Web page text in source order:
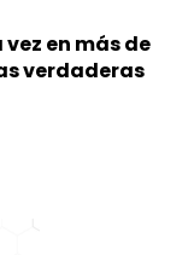
en más de
verdaderas